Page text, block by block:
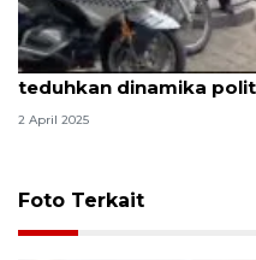
Waketum PAN: Inisiatif
teduhkan dinamika
2 April 2025
Foto Terkait